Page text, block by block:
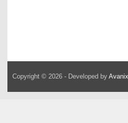
Copyright © 2026 - Developed by